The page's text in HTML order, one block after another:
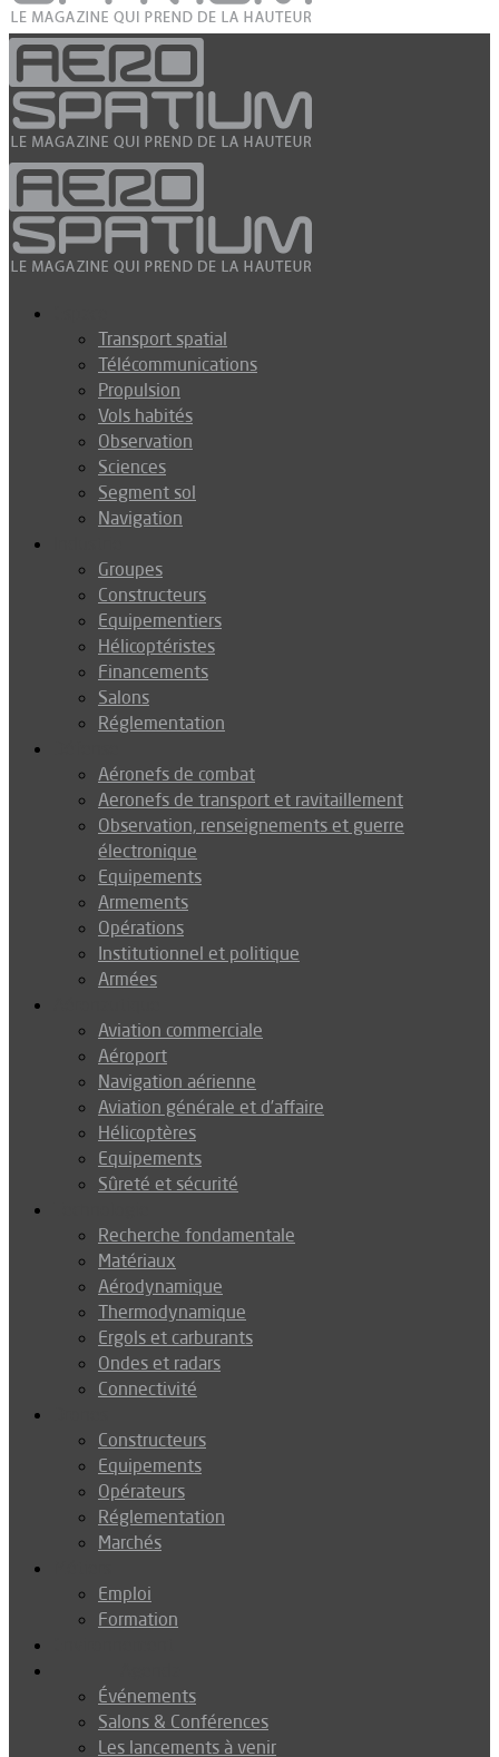
Transport spatial
Télécommunications
Propulsion
Vols habités
Observation
Sciences
Segment sol
Navigation
Groupes
Constructeurs
Equipementiers
Hélicoptéristes
Financements
Salons
Réglementation
Aéronefs de combat
Aeronefs de transport et ravitaillement
Observation, renseignements et guerre
électronique
Equipements
Armements
Opérations
Institutionnel et politique
Armées
Aviation commerciale
Aéroport
Navigation aérienne
Aviation générale et d’affaire
Hélicoptères
Equipements
Sûreté et sécurité
Recherche fondamentale
Matériaux
Aérodynamique
Thermodynamique
Ergols et carburants
Ondes et radars
Connectivité
Constructeurs
Equipements
Opérateurs
Réglementation
Marchés
Emploi
Formation
Événements
Salons & Conférences
Les lancements à venir